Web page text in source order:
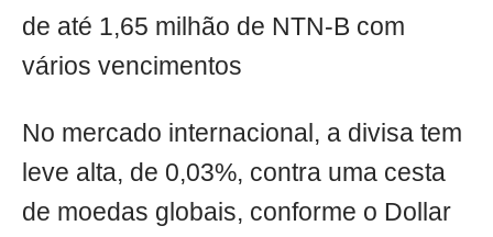
de até 1,65 milhão de NTN-B com
vários vencimentos
No mercado internacional, a divisa tem
leve alta, de 0,03%, contra uma cesta
de moedas globais, conforme o Dollar